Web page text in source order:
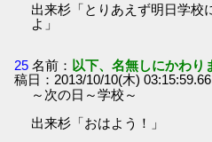
出来杉「とりあえず明日学校
よ」
25 名前： 以下、名無しにかわり
稿日：2013/10/10(木)
～次の日～学校～
出来杉「おはよう！」